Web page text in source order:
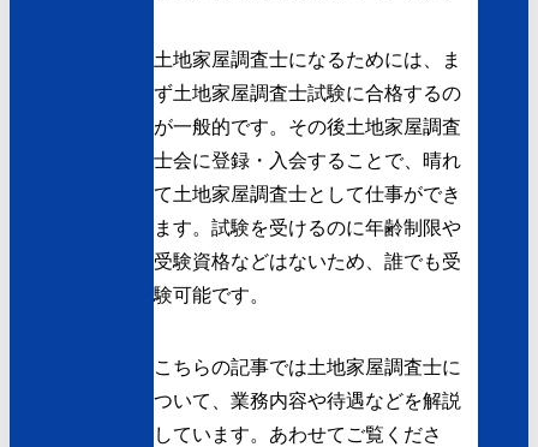
土地家屋調査士になるためには、ま
ず土地家屋調査士試験に合格するの
が一般的です。その後土地家屋調査
士会に登録・入会することで、晴れ
て土地家屋調査士として仕事ができ
ます。試験を受けるのに年齢制限や
受験資格などはないため、誰でも受
験可能です。
こちらの記事では土地家屋調査士に
ついて、業務内容や待遇などを解説
しています。あわせてご覧くださ